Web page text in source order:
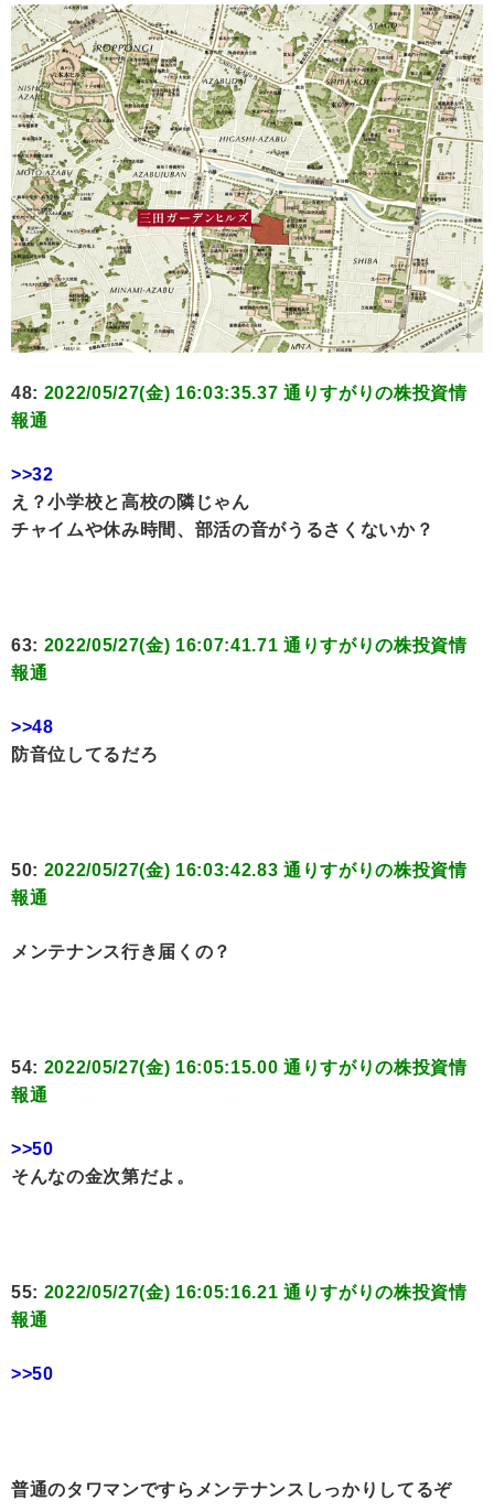
48: 2022/05/27(金) 16:03:35.37 通りすがりの株投資情
報通
>>32
え？小学校と高校の隣じゃん
チャイムや休み時間、部活の音がうるさくないか？
63: 2022/05/27(金) 16:07:41.71 通りすがりの株投資情
報通
>>48
防音位してるだろ
50: 2022/05/27(金) 16:03:42.83 通りすがりの株投資情
報通
メンテナンス行き届くの？
54: 2022/05/27(金) 16:05:15.00 通りすがりの株投資情
報通
>>50
そんなの金次第だよ。
55: 2022/05/27(金) 16:05:16.21 通りすがりの株投資情
報通
>>50
普通のタワマンですらメンテナンスしっかりしてるぞ